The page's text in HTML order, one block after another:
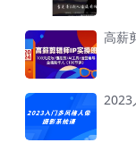
高薪
2023